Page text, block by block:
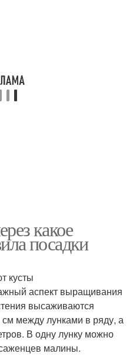
какое
посадки
кусты
аспект выращивания
высаживаются
между лунками в ряду, а
В одну лунку можно
малины.